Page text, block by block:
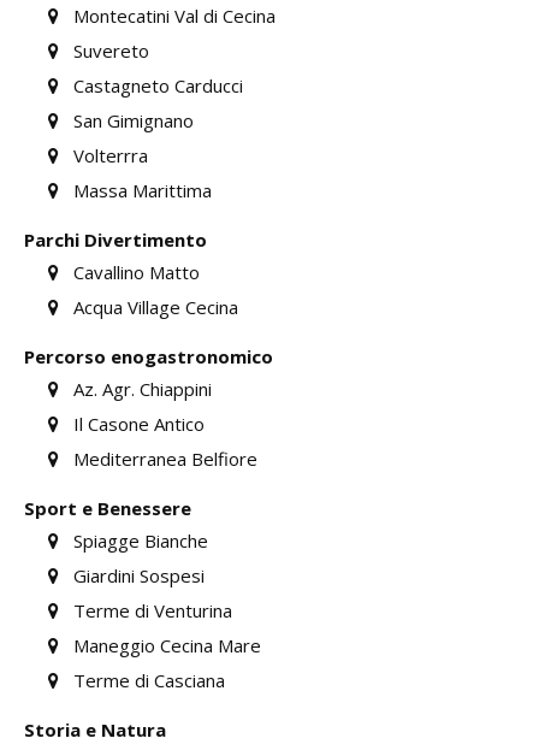
Montecatini Val di Cecina
Suvereto
Castagneto Carducci
San Gimignano
Volterrra
Massa Marittima
Parchi Divertimento
Cavallino Matto
Acqua Village Cecina
Percorso enogastronomico
Az. Agr. Chiappini
Il Casone Antico
Mediterranea Belfiore
Sport e Benessere
Spiagge Bianche
Giardini Sospesi
Terme di Venturina
Maneggio Cecina Mare
Terme di Casciana
Storia e Natura